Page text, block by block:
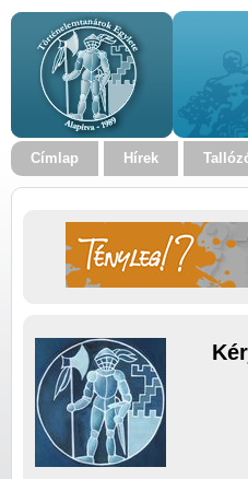
Címlap Hírek